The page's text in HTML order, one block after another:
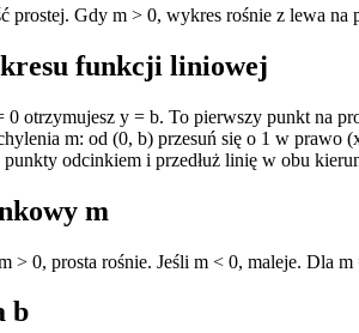
prostej. Gdy m > 0, wykres rośnie z lewa na
funkcji liniowej
otrzymujesz y = b. To pierwszy punkt na
m: od (0, b) przesuń się o 1 w prawo
punkty odcinkiem i przedłuż linię w obu
m
> 0, prosta rośnie. Jeśli m < 0, maleje. Dla
b